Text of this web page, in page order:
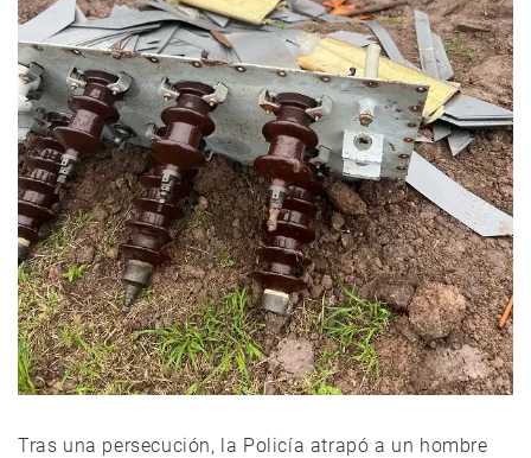
Tras una persecución, la Policía atrapó a un hombre